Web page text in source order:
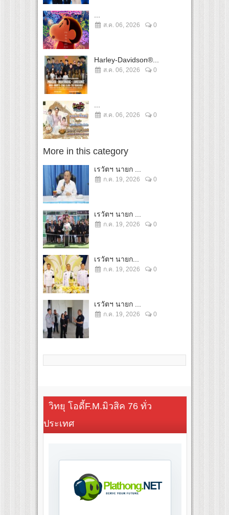
ส.ค. 06, 2026 0
Harley-Davidson®...
ส.ค. 06, 2026 0
ส.ค. 06, 2026 0
More in this category
เรวัตฯ นายก ...
ก.ค. 19, 2026 0
เรวัตฯ นายก ...
ก.ค. 19, 2026 0
เรวัตฯ นายก...
ก.ค. 19, 2026 0
เรวัตฯ นายก ...
ก.ค. 19, 2026 0
วิทยุ โอดี้F.M.มิวสิค 76 ทั่ว
ประเทศ